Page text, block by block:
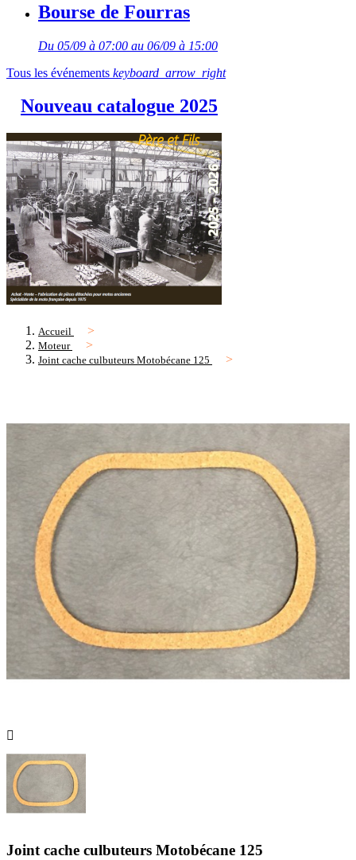
Bourse de Fourras
Du 05/09 à 07:00 au 06/09 à 15:00
Tous les événements keyboard_arrow_right
Nouveau catalogue 2025
Accueil
Moteur
Joint cache culbuteurs Motobécane 125

Joint cache culbuteurs Motobécane 125